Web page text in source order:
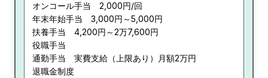
オンコール手当 2,000円/回
年末年始手当 3,000円～5,000円
扶養手当 4,200円～2万7,600円
役職手当
通勤手当 実費支給（上限あり）月額2万円
退職金制度